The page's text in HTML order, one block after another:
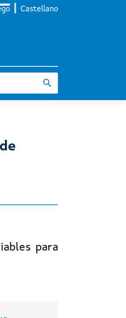
Castellano
para